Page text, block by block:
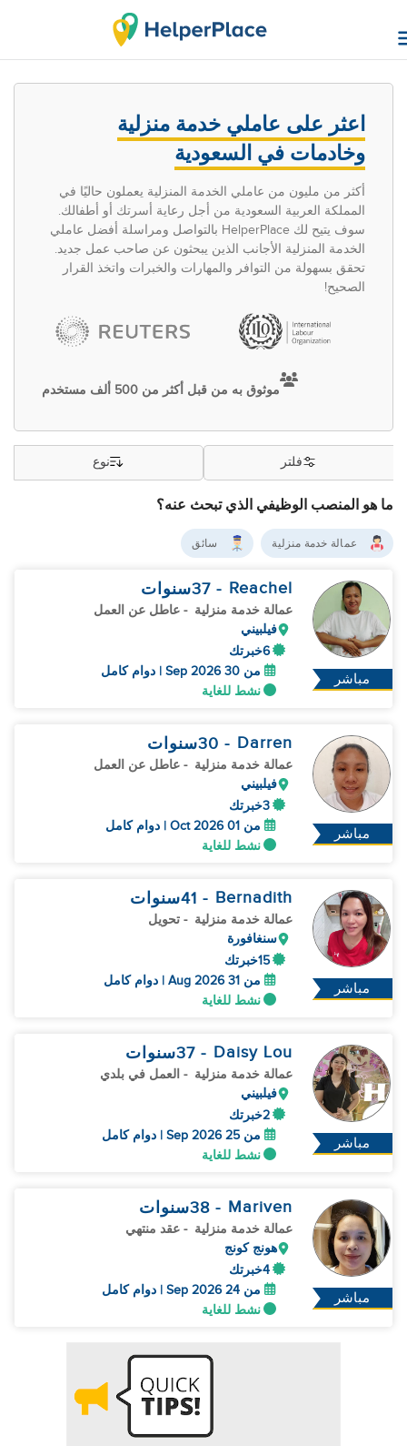
اعثر على عاملي خدمة منزلية
وخادمات في السعودية
أكثر من مليون من عاملي الخدمة المنزلية يعملون حاليًا في
المملكة العربية السعودية من أجل رعاية أسرتك أو أطفالك.
سوف يتيح لك HelperPlace بالتواصل ومراسلة أفضل عاملي
الخدمة المنزلية الأجانب الذين يبحثون عن صاحب عمل جديد.
تحقق بسهولة من التوافر والمهارات والخبرات واتخذ القرار
الصحيح!
موثوق به من قبل أكثر من 500 ألف مستخدم
ما هو المنصب الوظيفي الذي تبحث عنه؟
فلتر نوع
عمالة خدمة منزلية سائق
مباشر
Reachel
- 37 سنوات
عمالة خدمة منزلية - عاطل عن العمل
فيلبيني
6خبرتك
من 30 Sep 2026 | دوام كامل
نشط للغاية
مباشر
Darren
- 30 سنوات
عمالة خدمة منزلية - عاطل عن العمل
فيلبيني
3خبرتك
من 01 Oct 2026 | دوام كامل
نشط للغاية
مباشر
Bernadith
- 41 سنوات
عمالة خدمة منزلية - تحويل
سنغافورة
15خبرتك
من 31 Aug 2026 | دوام كامل
نشط للغاية
مباشر
Daisy Lou
- 37 سنوات
عمالة خدمة منزلية - العمل في بلدي
فيلبيني
2خبرتك
من 25 Sep 2026 | دوام كامل
نشط للغاية
مباشر
Mariven
- 38 سنوات
عمالة خدمة منزلية - عقد منتهي
هونج كونج
4خبرتك
من 24 Sep 2026 | دوام كامل
نشط للغاية